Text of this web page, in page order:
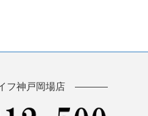
フ神戸岡場店